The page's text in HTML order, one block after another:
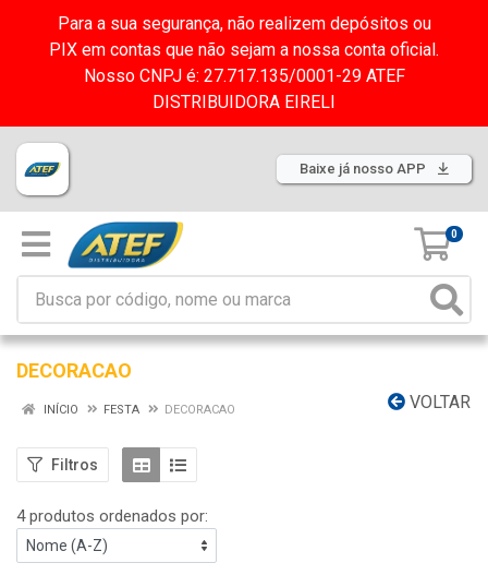
Para a sua segurança, não realizem depósitos ou
PIX em contas que não sejam a nossa conta oficial.
Nosso CNPJ é: 27.717.135/0001-29 ATEF
DISTRIBUIDORA EIRELI
Baixe já nosso APP
0
DECORACAO
VOLTAR
INÍCIO FESTA DECORACAO
Filtros
4 produtos ordenados por: